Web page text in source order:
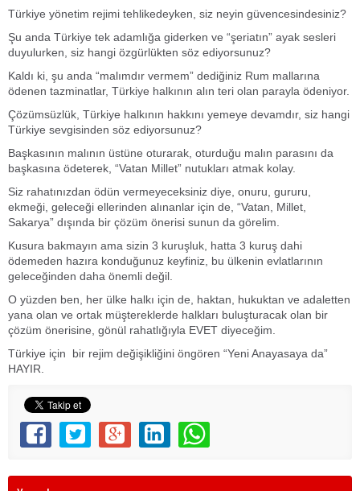
Türkiye yönetim rejimi tehlikedeyken, siz neyin güvencesindesiniz?
Şu anda Türkiye tek adamlığa giderken ve “şeriatın” ayak sesleri
duyulurken, siz hangi özgürlükten söz ediyorsunuz?
Kaldı ki, şu anda “malımdır vermem” dediğiniz Rum mallarına
ödenen tazminatlar, Türkiye halkının alın teri olan parayla ödeniyor.
Çözümsüzlük, Türkiye halkının hakkını yemeye devamdır, siz hangi
Türkiye sevgisinden söz ediyorsunuz?
Başkasının malının üstüne oturarak, oturduğu malın parasını da
başkasına ödeterek, “Vatan Millet” nutukları atmak kolay.
Siz rahatınızdan ödün vermeyeceksiniz diye, onuru, gururu,
ekmeği, geleceği ellerinden alınanlar için de, “Vatan, Millet,
Sakarya” dışında bir çözüm önerisi sunun da görelim.
Kusura bakmayın ama sizin 3 kuruşluk, hatta 3 kuruş dahi
ödemeden hazıra konduğunuz keyfiniz, bu ülkenin evlatlarının
geleceğinden daha önemli değil.
O yüzden ben, her ülke halkı için de, haktan, hukuktan ve adaletten
yana olan ve ortak müştereklerde halkları buluşturacak olan bir
çözüm önerisine, gönül rahatlığıyla EVET diyeceğim.
Türkiye için bir rejim değişikliğini öngören “Yeni Anayasaya da”
HAYIR.